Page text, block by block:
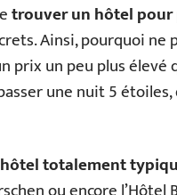
trouver un hôtel pour
Ainsi, pourquoi ne
prix un peu plus élevé
une nuit 5
totalement